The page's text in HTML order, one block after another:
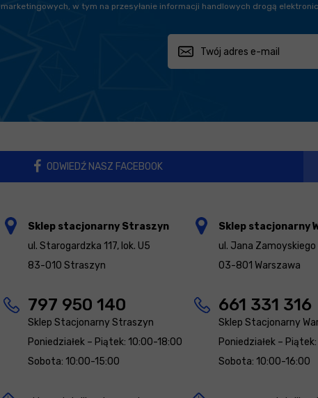
marketingowych, w tym na przesyłanie informacji handlowych drogą
ODWIEDŹ NASZ FACEBOOK
Sklep stacjonarny Straszyn
ul. Starogardzka 117, lok. U5
83-010 Straszyn
797 950 140
Sklep Stacjonarny Straszyn
Poniedziałek – Piątek: 10:00-18:00
Sobota: 10:00-15:00
Sklep stacjonarny
ul. Jana
03-801 Warszawa
661 331 316
Sklep Stacjonarny
Poniedziałek –
Sobota: 10:00-16:00